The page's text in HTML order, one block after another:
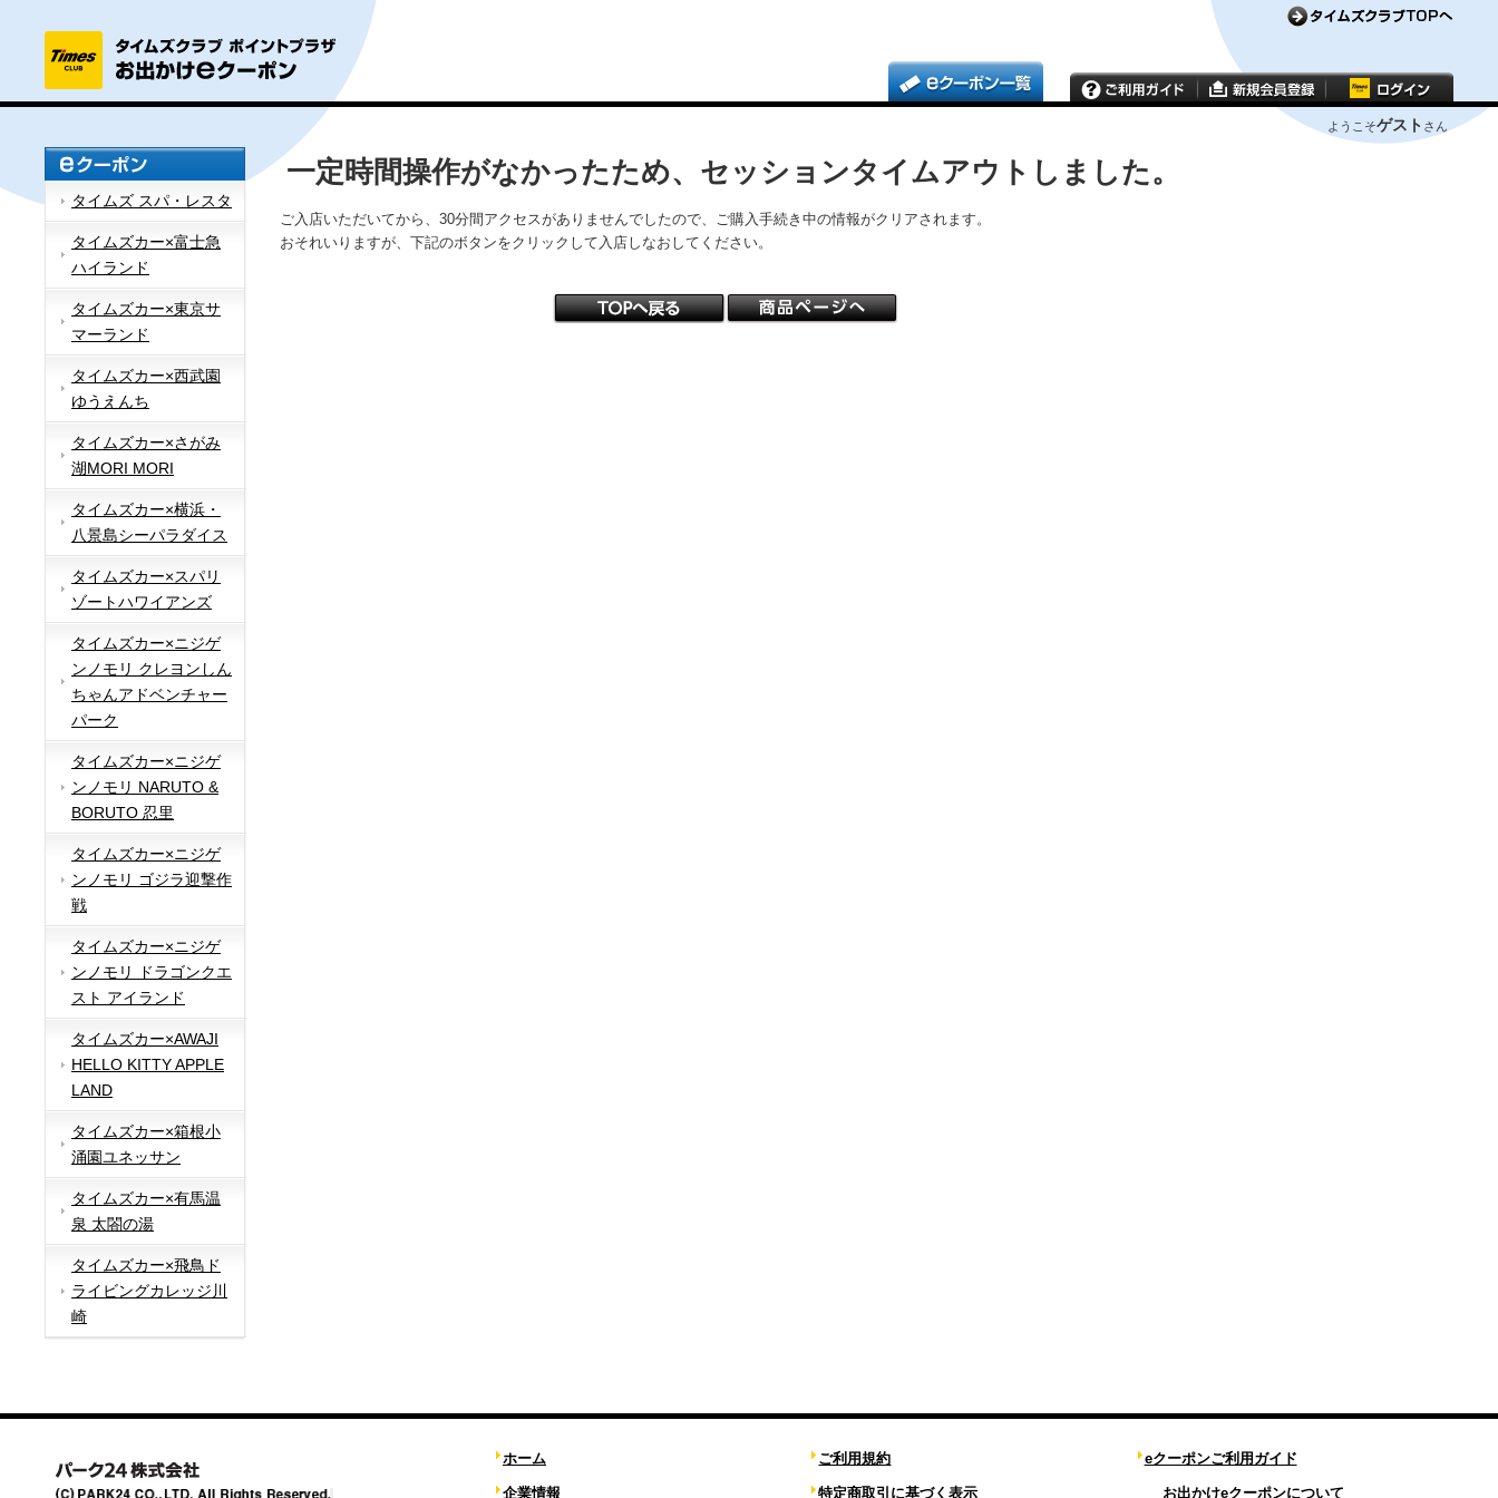
ようこそゲスト さん
タイムズ スパ・レスタ
タイムズカー×富士急
ハイランド
タイムズカー×東京サ
マーランド
タイムズカー×西武園
ゆうえんち
タイムズカー×さがみ
湖MORI MORI
タイムズカー×横浜・
八景島シーパラダイス
タイムズカー×スパリ
ゾートハワイアンズ
タイムズカー×ニジゲ
ンノモリ クレヨンしん
ちゃんアドベンチャー
パーク
タイムズカー×ニジゲ
ンノモリ NARUTO &
BORUTO 忍里
タイムズカー×ニジゲ
ンノモリ ゴジラ迎撃作
戦
タイムズカー×ニジゲ
ンノモリ ドラゴンクエ
スト アイランド
タイムズカー×AWAJI
HELLO KITTY APPLE
LAND
タイムズカー×箱根小
涌園ユネッサン
タイムズカー×有馬温
泉 太閤の湯
タイムズカー×飛鳥ド
ライビングカレッジ川
崎
一定時間操作がなかったため、セッションタイムアウトしました。
ご入店いただいてから、30分間アクセスがありませんでしたので、ご購入手続き中の情報がクリアされます。
おそれいりますが、下記のボタンをクリックして入店しなおしてください。
ホーム
企業情報
ご利用規約
特定商取引に基づく表示
eクーポンご利用ガイド
お出かけeクーポンについて